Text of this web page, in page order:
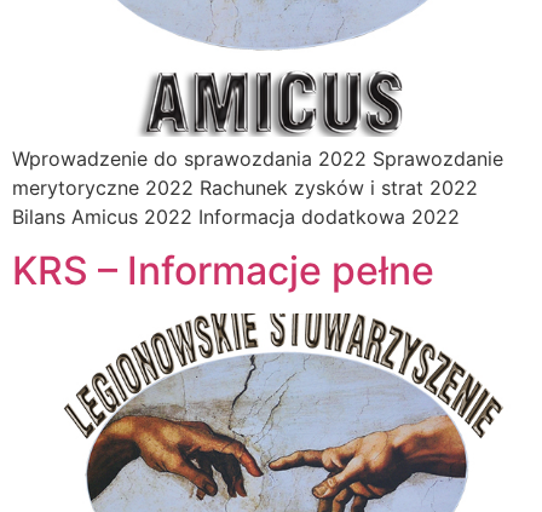
Wprowadzenie do sprawozdania 2022 Sprawozdanie
merytoryczne 2022 Rachunek zysków i strat 2022
Bilans Amicus 2022 Informacja dodatkowa 2022
KRS – Informacje pełne